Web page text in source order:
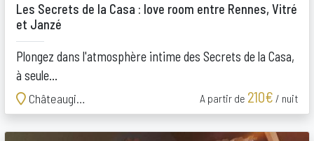
Les Secrets de la Casa : love room entre Rennes, Vitré
et Janzé
Plongez dans l'atmosphère intime des Secrets de la Casa,
à seule...
Châteaugiron
A partir de 210€ / nuit